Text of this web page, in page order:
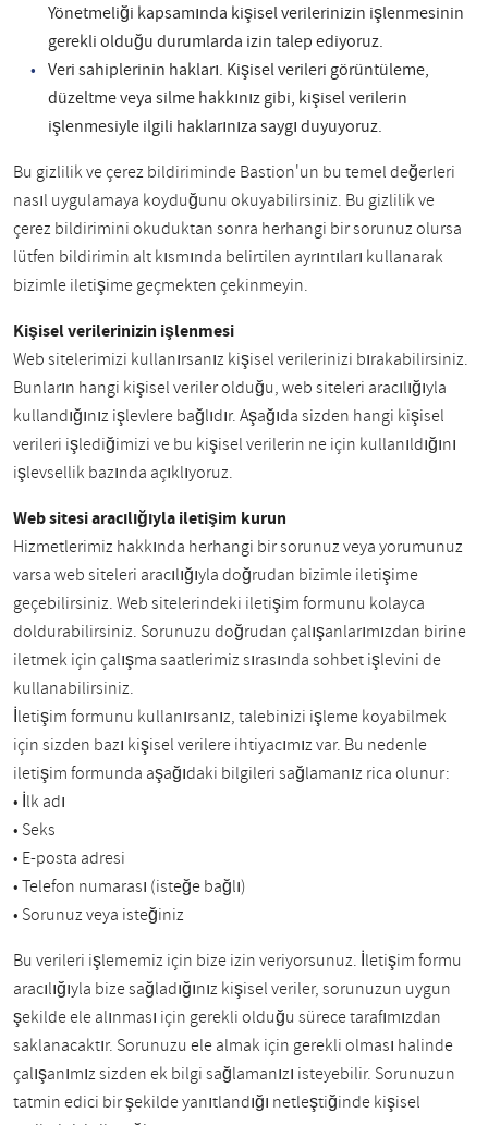
Yönetmeliği kapsamında kişisel verilerinizin işlenmesinin
gerekli olduğu durumlarda izin talep ediyoruz.
Veri sahiplerinin hakları. Kişisel verileri görüntüleme,
düzeltme veya silme hakkınız gibi, kişisel verilerin
işlenmesiyle ilgili haklarınıza saygı duyuyoruz.
Bu gizlilik ve çerez bildiriminde Bastion'un bu temel değerleri
nasıl uygulamaya koyduğunu okuyabilirsiniz. Bu gizlilik ve
çerez bildirimini okuduktan sonra herhangi bir sorunuz olursa
lütfen bildirimin alt kısmında belirtilen ayrıntıları kullanarak
bizimle iletişime geçmekten çekinmeyin.
Kişisel verilerinizin işlenmesi
Web sitelerimizi kullanırsanız kişisel verilerinizi bırakabilirsiniz.
Bunların hangi kişisel veriler olduğu, web siteleri aracılığıyla
kullandığınız işlevlere bağlıdır. Aşağıda sizden hangi kişisel
verileri işlediğimizi ve bu kişisel verilerin ne için kullanıldığını
işlevsellik bazında açıklıyoruz.
Web sitesi aracılığıyla iletişim kurun
Hizmetlerimiz hakkında herhangi bir sorunuz veya yorumunuz
varsa web siteleri aracılığıyla doğrudan bizimle iletişime
geçebilirsiniz. Web sitelerindeki iletişim formunu kolayca
doldurabilirsiniz. Sorunuzu doğrudan çalışanlarımızdan birine
iletmek için çalışma saatlerimiz sırasında sohbet işlevini de
kullanabilirsiniz.
İletişim formunu kullanırsanız, talebinizi işleme koyabilmek
için sizden bazı kişisel verilere ihtiyacımız var. Bu nedenle
iletişim formunda aşağıdaki bilgileri sağlamanız rica olunur:
• İlk adı
• Seks
• E-posta adresi
• Telefon numarası (isteğe bağlı)
• Sorunuz veya isteğiniz
Bu verileri işlememiz için bize izin veriyorsunuz. İletişim formu
aracılığıyla bize sağladığınız kişisel veriler, sorunuzun uygun
şekilde ele alınması için gerekli olduğu sürece tarafımızdan
saklanacaktır. Sorunuzu ele almak için gerekli olması halinde
çalışanımız sizden ek bilgi sağlamanızı isteyebilir. Sorunuzun
tatmin edici bir şekilde yanıtlandığı netleştiğinde kişisel